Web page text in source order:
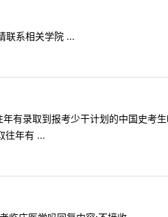
联系相关学院 ...
有录取到报考少干计划的中国史考
往年有 ...